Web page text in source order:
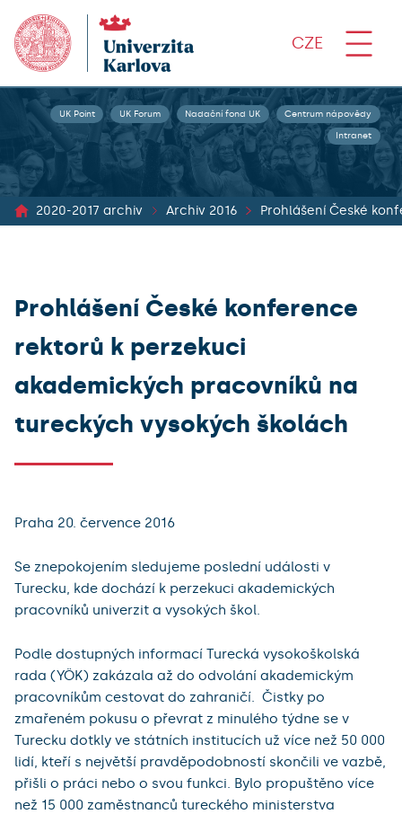
CZE
UK Point UK Forum Nadační fond UK Centrum nápovědy
Intranet
2020-2017 archiv Archiv 2016 Prohlášení České
Prohlášení České konference
rektorů k perzekuci
akademických pracovníků na
tureckých vysokých školách
Praha 20. července 2016
Se znepokojením sledujeme poslední události v
Turecku, kde dochází k perzekuci akademických
pracovníků univerzit a vysokých škol.
Podle dostupných informací Turecká vysokoškolská
rada (YÖK) zakázala až do odvolání akademickým
pracovníkům cestovat do zahraničí. Čistky po
zmařeném pokusu o převrat z minulého týdne se v
Turecku dotkly ve státních institucích už více než 50 000
lidí, kteří s největší pravděpodobností skončili ve vazbě,
přišli o práci nebo o svou funkci. Bylo propuštěno více
než 15 000 zaměstnanců tureckého ministerstva